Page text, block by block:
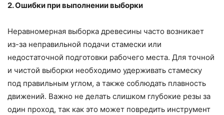
2. Ошибки при выполнении выборки
Неравномерная выборка древесины часто возникает
из-за неправильной подачи стамески или
недостаточной подготовки рабочего места. Для точной
и чистой выборки необходимо удерживать стамеску
под правильным углом, а также соблюдать плавность
движений. Важно не делать слишком глубокие резы за
один проход, так как это может повредить инструмент